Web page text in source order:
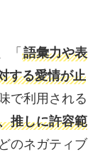
「 語彙力や表
する愛情が止
で利用される
推しに許容範
のネガティブ